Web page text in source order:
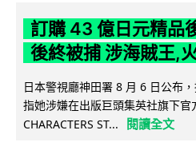
訂購 43 億日元精品
後終被捕 涉海賊王,
日本警視廳神田署 8 月 6 日公布
指她涉嫌在出版巨頭集英社旗下官
CHARACTERS ST...
閱讀全文